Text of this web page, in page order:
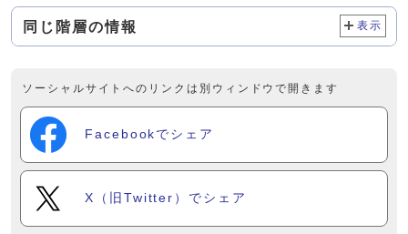
同じ階層の情報 表示
ソーシャルサイトへのリンクは別ウィンドウで開きます
Facebookでシェア
X（旧Twitter）でシェア